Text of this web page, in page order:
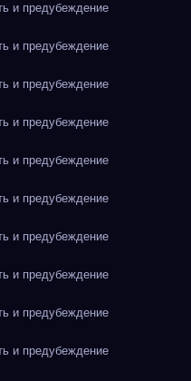
и предубеждение
и предубеждение
и предубеждение
и предубеждение
и предубеждение
и предубеждение
и предубеждение
и предубеждение
и предубеждение
и предубеждение